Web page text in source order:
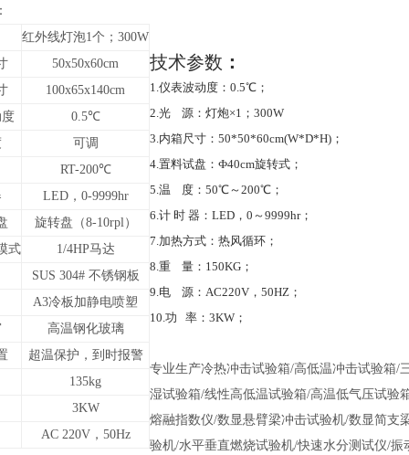
红外线灯泡1个；300W
50x50x60cm
100x65x140cm
0.5℃
可调
RT-200℃
LED，0-9999hr
旋转盘（8-10rpl）
式
1/4HP马达
SUS 304# 不锈钢板
A3冷板加静电喷塑
高温钢化玻璃
超温保护，到时报警
135kg
3KW
AC 220V，50Hz
技术参数 ：
1.仪表波动度：0.5℃；
2.光 源：灯炮×1；300W
3.内箱尺寸：50*50*60cm(W*D*H)；
4.置料试盘：Ф40cm旋转式；
5.温 度：50℃～200℃；
6.计 时 器：LED，0～9999hr；
7.加热方式：热风循环；
8.重 量：150KG；
9.电 源：AC220V，50HZ；
10.功 率：3KW；
专业生产冷热冲击试验箱/高低温冲击试验箱/
湿试验箱/线性高低温试验箱/高温低气压试验
熔融指数仪/数显悬臂梁冲击试验机/数显简支
验机/水平垂直燃烧试验机/快速水分测试仪/振